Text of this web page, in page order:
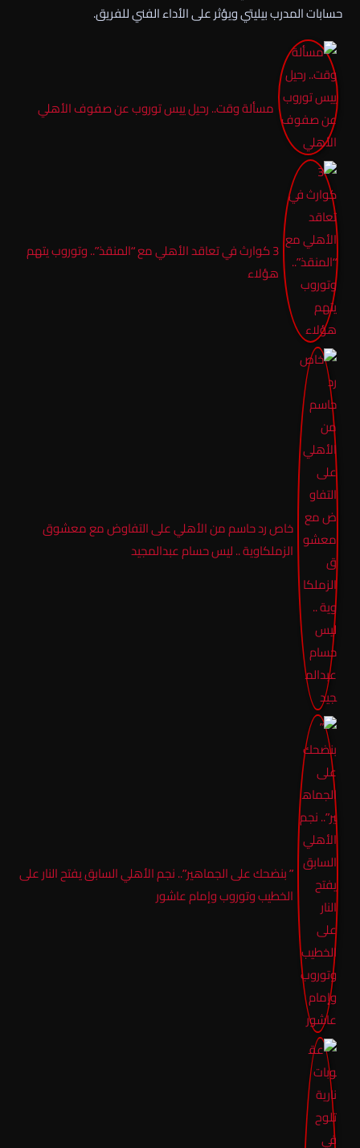
حسابات المدرب بيليتي ويؤثر على الأداء الفني للفريق.
مسألة وقت.. رحيل ييس توروب عن صفوف الأهلي
3 كوارث في تعاقد الأهلي مع “المنقذ”.. وتوروب يتهم
هؤلاء
خاص رد حاسم من الأهلي على التفاوض مع معشوق
الزملكاوية .. ليس حسام عبدالمجيد
” بنضحك على الجماهير”.. نجم الأهلي السابق يفتح النار على
الخطيب وتوروب وإمام عاشور